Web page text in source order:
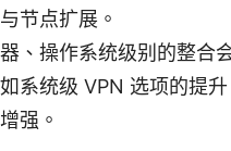
节点扩展。
、操作系统级别的整合
系统级 VPN 选项的提
强。